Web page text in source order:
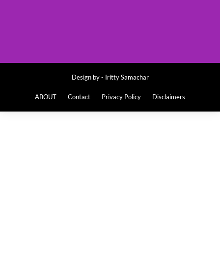
Design by - Iritty Samachar
ABOUT Contact Privacy Policy Disclaimers